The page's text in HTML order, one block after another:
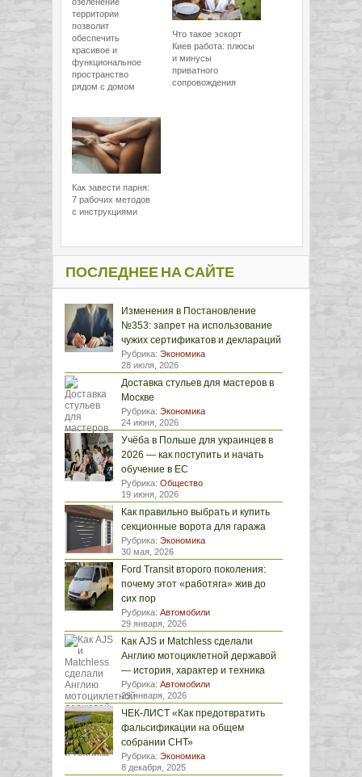
территории
позволит
обеспечить
красивое и
функциональное
пространство
рядом с домом
Что такое эскорт
Киев работа: плюсы
и минусы
приватного
сопровождения
Как завести парня:
7 рабочих методов
с инструкциями
ПОСЛЕДНЕЕ НА САЙТЕ
Изменения в Постановление
№353: запрет на использование
чужих сертификатов и деклараций
Рубрика: Экономика
28 июля, 2026
Доставка стульев для мастеров в
Москве
Рубрика: Экономика
24 июня, 2026
Учёба в Польше для украинцев в
2026 — как поступить и начать
обучение в ЕС
Рубрика: Общество
19 июня, 2026
Как правильно выбрать и купить
секционные ворота для гаража
Рубрика: Экономика
30 мая, 2026
Ford Transit второго поколения:
почему этот «работяга» жив до
сих пор
Рубрика: Автомобили
29 января, 2026
Как AJS и Matchless сделали
Англию мотоциклетной державой
— история, характер и техника
Рубрика: Автомобили
29 января, 2026
ЧЕК-ЛИСТ «Как предотвратить
фальсификации на общем
собрании СНТ»
Рубрика: Экономика
8 декабря, 2025